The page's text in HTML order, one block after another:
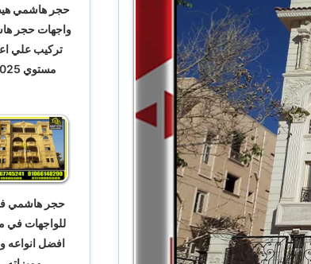
حجر هاشمي
واجهات حجر
تركيب علي
مستوي 2025
حجر هاشمي
للواجهات في
افضل انواعه